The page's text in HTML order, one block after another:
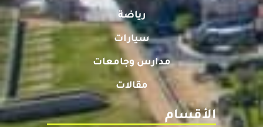
رياضة
سيارات
مدارس وجامعات
مقالات
الأقسام